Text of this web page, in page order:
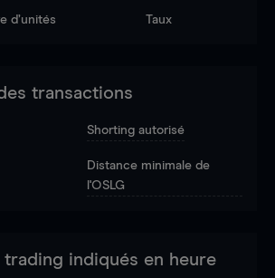
d’unités Taux
transactions
Shorting autorisé
Distance minimale de
l'OSLG
trading indiqués en heure